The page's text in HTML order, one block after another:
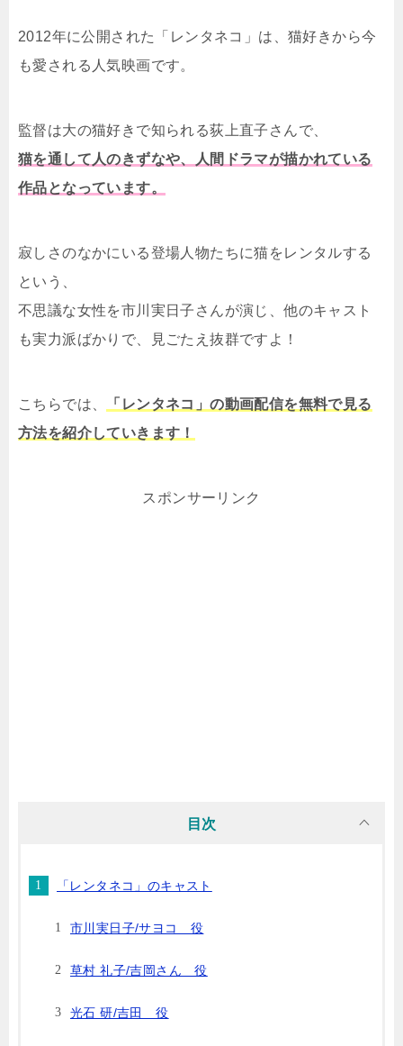
2012年に公開された「レンタネコ」は、猫好きから今
も愛される人気映画です。
監督は大の猫好きで知られる荻上直子さんで、
猫を通して人のきずなや、人間ドラマが描かれている
作品となっています。
寂しさのなかにいる登場人物たちに猫をレンタルする
という、
不思議な女性を市川実日子さんが演じ、他のキャスト
も実力派ばかりで、見ごたえ抜群ですよ！
こちらでは、
「レンタネコ」の動画配信を無料で見る
方法を紹介していきます！
スポンサーリンク
目次
「レンタネコ」のキャスト
市川実日子/サヨコ 役
草村 礼子/吉岡さん 役
光石 研/吉田 役